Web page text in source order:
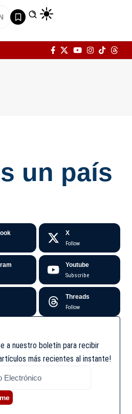
un país
X
Follow
Youtube
Subscribe
Threads
Follow
a nuestro boletín para recibir
más recientes al instante!